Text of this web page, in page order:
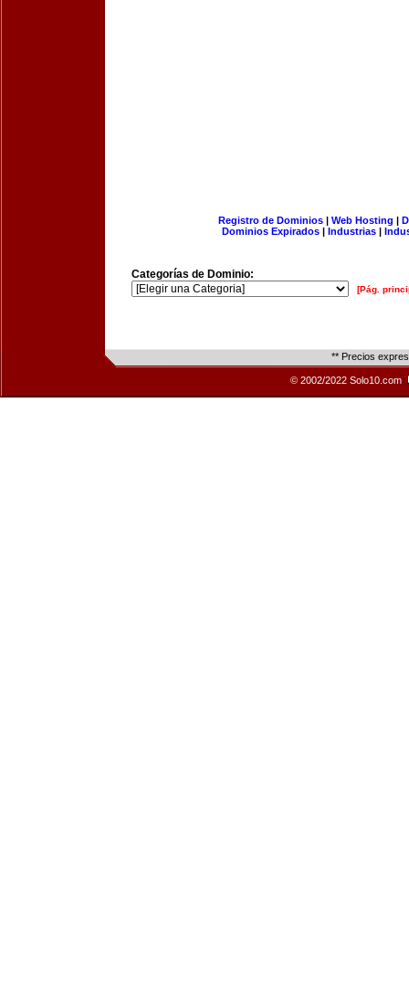
Registro de Dominios| Web Hosting |
Dominios Expirados | Industrias |
Categorías de Dominio:
[Pág.
** Precios
© 2002/2022 Solo10.com